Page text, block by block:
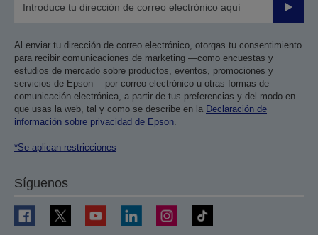
Enviar
Al enviar tu dirección de correo electrónico, otorgas tu consentimiento
para recibir comunicaciones de marketing —como encuestas y
estudios de mercado sobre productos, eventos, promociones y
servicios de Epson— por correo electrónico u otras formas de
comunicación electrónica, a partir de tus preferencias y del modo en
que usas la web, tal y como se describe en la Declaración de
información sobre privacidad de Epson
*Se aplican restricciones
Síguenos